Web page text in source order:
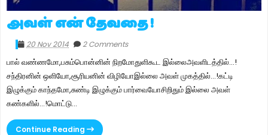
அவள் என் தேவதை !
20 Nov 2014 2 Comments
பால் வண்ணமோ,பசும்பொன்னின் நிறமோதுளிகூட இல்லைஅவளிடத்தில்...!
சந்திரனின் ஒளியோ,சூரியனின் விழியோஇல்லை அவள் முகத்தில்...!கட்டி
இழுக்கும் காந்தமோ,சுண்டி இழுக்கும் பார்வையோசிறிதும் இல்லை அவள்
கண்களில்...!மொட்டு...
Continue Reading